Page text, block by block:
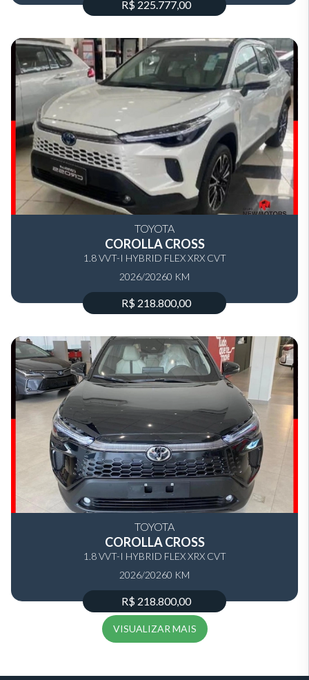
R$ 225.777,00
TOYOTA
COROLLA CROSS
1.8 VVT-I HYBRID FLEX XRX CVT
2026/20260 KM
R$ 218.800,00
TOYOTA
COROLLA CROSS
1.8 VVT-I HYBRID FLEX XRX CVT
2026/20260 KM
R$ 218.800,00
VISUALIZAR MAIS